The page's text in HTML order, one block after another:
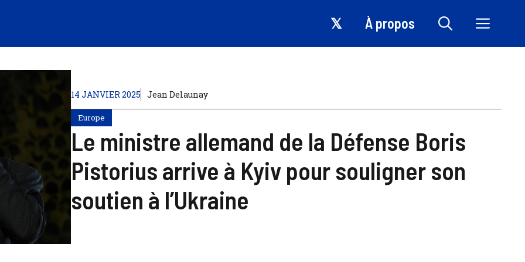
𝕏 À propos
14 JANVIER 2025 Jean Delaunay
Europe
Le ministre allemand de la Défense Boris
Pistorius arrive à Kyiv pour souligner son
soutien à l’Ukraine